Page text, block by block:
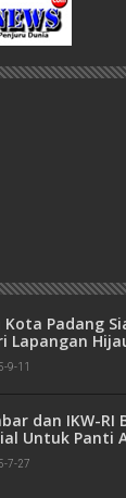
Padang
Lapangan
9-11
dan IKW-
Untuk Panti
7-27